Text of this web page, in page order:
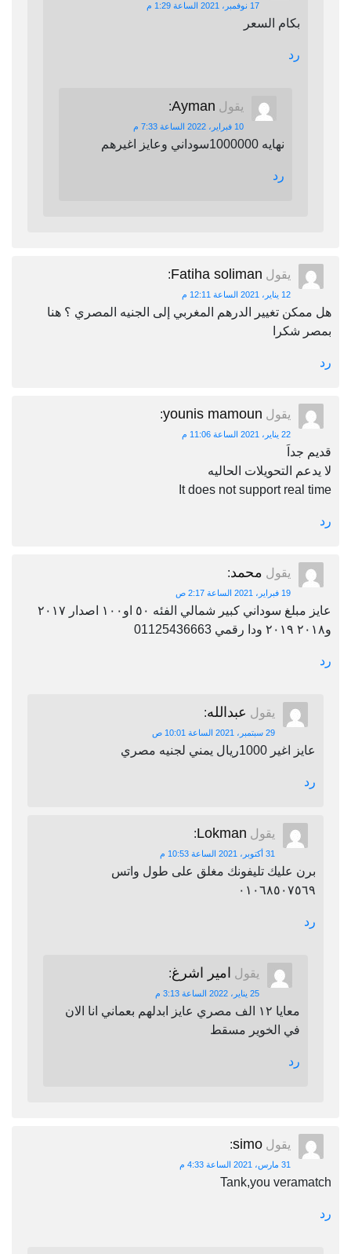
17 نوفمبر، 2021 الساعة 1:29 م
بكام السعر
رد
يقول Ayman
:
10 فبراير، 2022 الساعة 7:33 م
نهايه 1000000سوداني وعايز اغيرهم
رد
يقول Fatiha soliman
:
12 يناير، 2021 الساعة 12:11 م
هل ممكن تغيير الدرهم المغربي إلى الجنيه المصري ؟ هنا
بمصر شكرا
رد
يقول younis mamoun
:
22 يناير، 2021 الساعة 11:06 م
قديم جداَ
لا يدعم التحويلات الحاليه
It does not support real time
رد
يقول محمد:
19 فبراير، 2021 الساعة 2:17 ص
عايز مبلغ سوداني كبير شمالي الفئه ٥٠ او١٠٠ اصدار ٢٠١٧
و٢٠١٨ ٢٠١٩ ودا رقمي 01125436663
رد
يقول عبدالله:
29 سبتمبر، 2021 الساعة 10:01 ص
عايز اغير 1000ريال يمني لجنيه مصري
رد
يقول Lokman
:
31 أكتوبر، 2021 الساعة 10:53 م
برن عليك تليفونك مغلق على طول واتس
٠١٠٦٨٥٠٧٥٦٩
رد
يقول امير اشرغ:
25 يناير، 2022 الساعة 3:13 م
معايا ١٢ الف مصري عايز ابدلهم بعماني انا الان
في الخوير مسقط
رد
يقول simo
:
31 مارس، 2021 الساعة 4:33 م
Tank,you veramatch
رد